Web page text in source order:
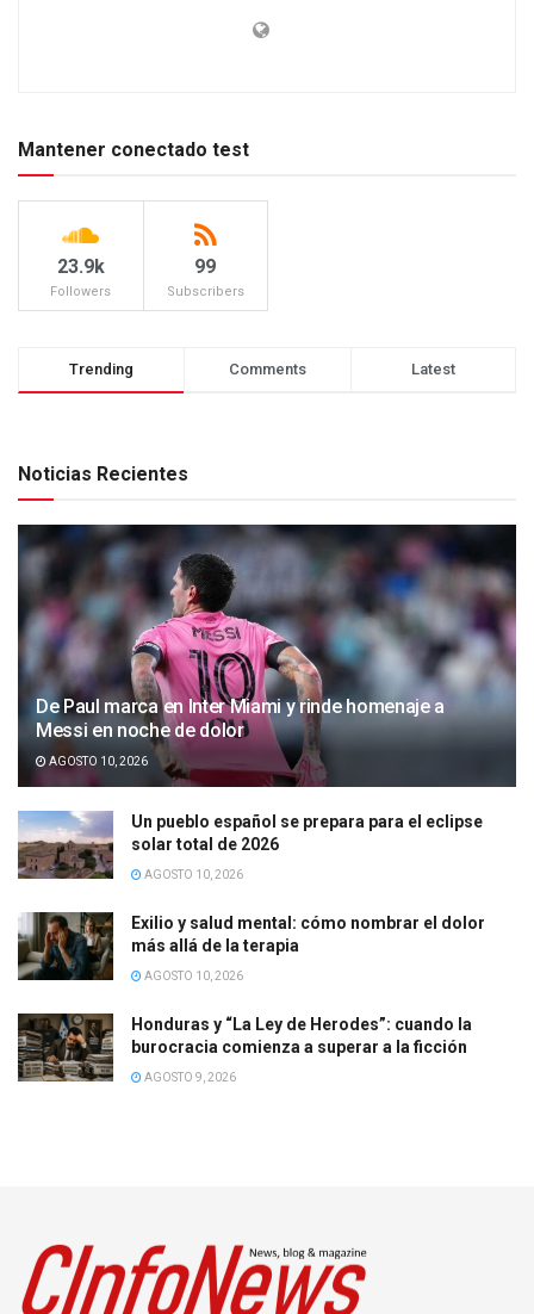
Mantener conectado test
23.9k
Followers
99
Subscribers
Trending Comments Latest
Noticias Recientes
De Paul marca en Inter Miami y rinde homenaje a
Messi en noche de dolor
AGOSTO 10, 2026
Un pueblo español se prepara para el eclipse
solar total de 2026
AGOSTO 10, 2026
Exilio y salud mental: cómo nombrar el dolor
más allá de la terapia
AGOSTO 10, 2026
Honduras y “La Ley de Herodes”: cuando la
burocracia comienza a superar a la ficción
AGOSTO 9, 2026